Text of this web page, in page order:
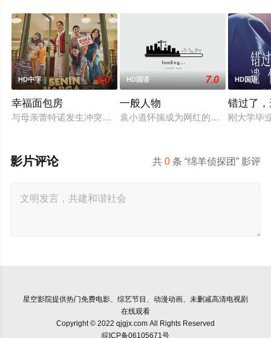
HD中字 8.0
幸福面包房
与母亲蕾特诺发生冲突后，穆蒂亚离家出走，决心证明自己的独
HD国语 7.0
一般人物
袁小道怀揣成为网红的梦想创作短视
HD国语
错过了
刚大学毕
共0 条 “绵羊侦探团” 影评
影片评论
星空影院提供热门免费电影、综艺节目、动漫动画、未删减高清电视剧
在线观看
Copyright © 2022 qjgjx.com All Rights Reserved
皖ICP备06105671号